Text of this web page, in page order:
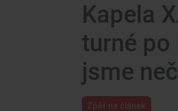
Kapela
turné po
jsme
Zpět na článek